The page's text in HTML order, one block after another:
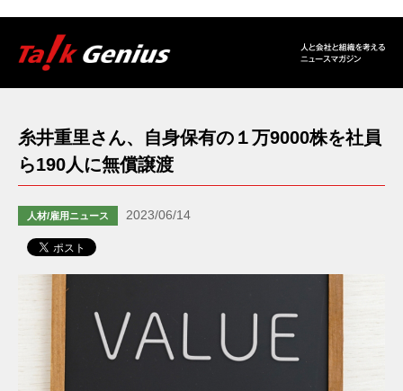
糸井重里さん、自身保有の１万9000株を社員
ら190人に無償譲渡
人材/雇用ニュース 2023/06/14